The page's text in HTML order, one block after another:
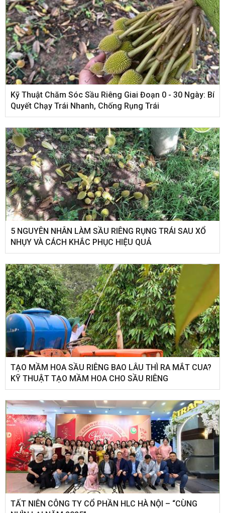
Kỹ Thuật Chăm Sóc Sầu Riêng Giai Đoạn 0 - 30 Ngày: Bí
Quyết Chạy Trái Nhanh, Chống Rụng Trái
5 NGUYÊN NHÂN LÀM SẦU RIÊNG RỤNG TRÁI SAU XỔ
NHỤY VÀ CÁCH KHẮC PHỤC HIỆU QUẢ
TẠO MẦM HOA SẦU RIÊNG BAO LÂU THÌ RA MẮT CUA?
KỸ THUẬT TẠO MẦM HOA CHO SẦU RIÊNG
​TẤT NIÊN CÔNG TY CỔ PHẦN HLC HÀ NỘI – “CÙNG